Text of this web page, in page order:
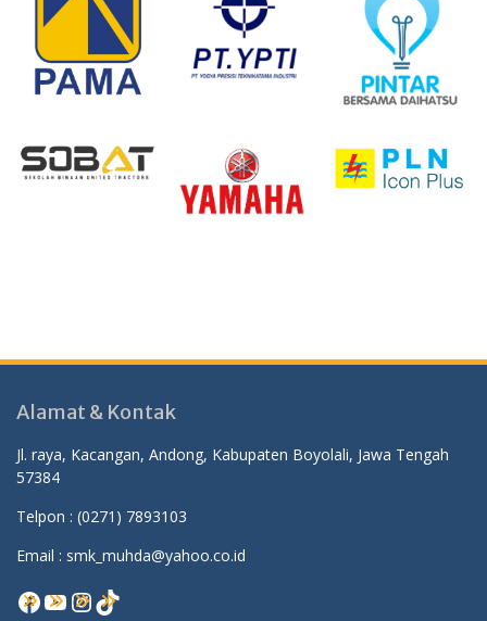
Alamat & Kontak
Jl. raya, Kacangan, Andong, Kabupaten Boyolali, Jawa Tengah
57384
Telpon : (0271) 7893103
Email : smk_muhda@yahoo.co.id
Facebook
YouTube
Instagram
TikTok